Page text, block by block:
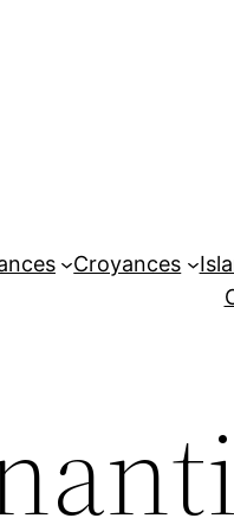
Croyances